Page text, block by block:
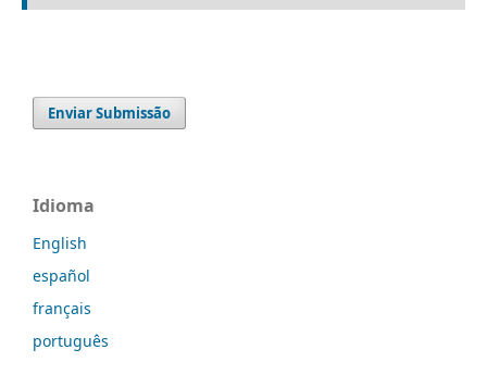
Enviar Submissão
Idioma
English
español
français
português